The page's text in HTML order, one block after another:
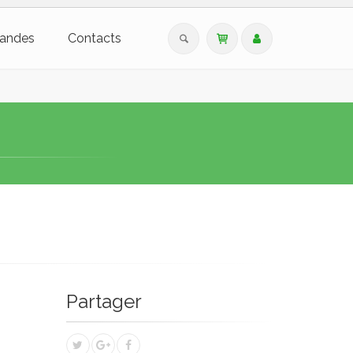
Contacts
Partager